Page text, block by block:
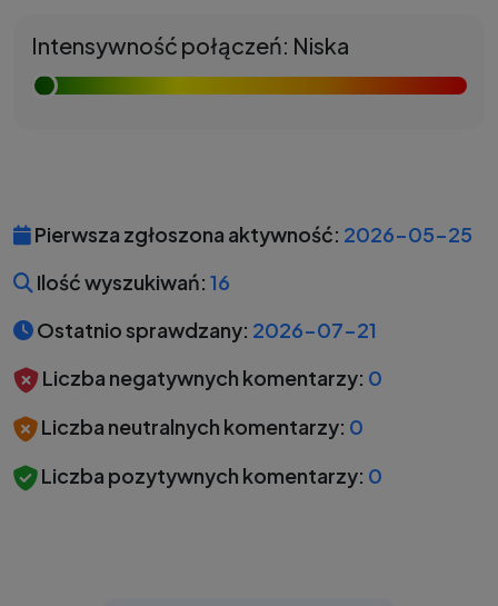
Intensywność połączeń: Niska
Pierwsza zgłoszona aktywność: 2026-05-25
Ilość wyszukiwań: 16
Ostatnio sprawdzany: 2026-07-21
Liczba negatywnych komentarzy: 0
Liczba neutralnych komentarzy: 0
Liczba pozytywnych komentarzy: 0